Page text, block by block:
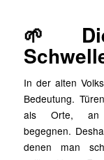
🌱
In der alten
Bedeutung.
als Orte, an
begegnen.
denen man